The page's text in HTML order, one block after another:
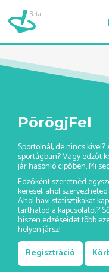
Betabiliard-
PörögjFel
Sportolnál, de nincs
sportágban? Vagy edzőt
jár hasonló cipőben. Mi
Edzőként szeretnéd
keresel, ahol
Ahol havi statisztikákat
tarthatod a kapcsolatot?
hiszen edzéseidet több
helyen jársz!
Regisztráció